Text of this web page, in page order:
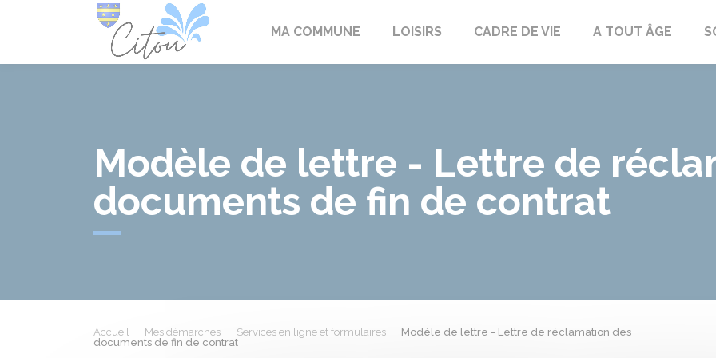
MA COMMUNE LOISIRS CADRE DE VIE A TOUT ÂGE
Modèle de lettre - Lettre de
documents de fin de contrat
Accueil Mes démarches Services en ligne et formulaires
Modèle de lettre - Lettre de réclamation des
documents de fin de contrat